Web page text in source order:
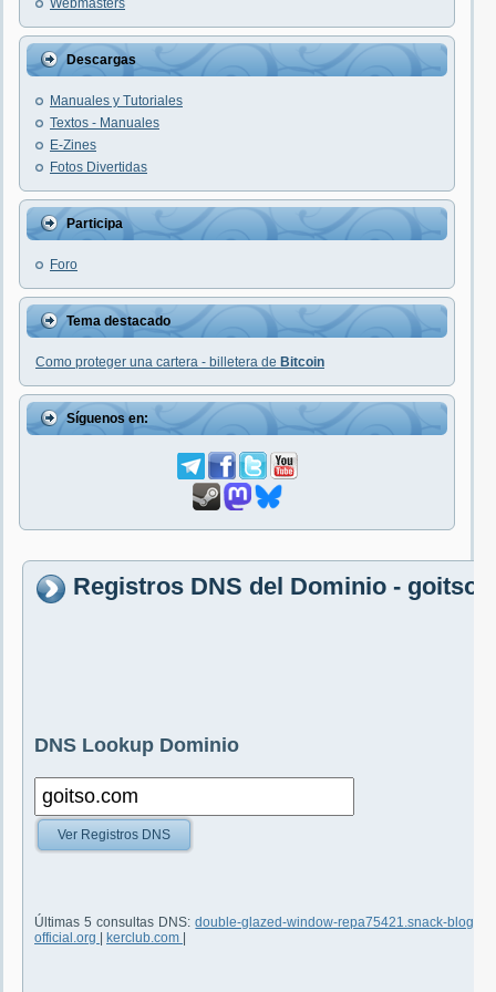
Webmasters
Descargas
Manuales y Tutoriales
Textos - Manuales
E-Zines
Fotos Divertidas
Participa
Foro
Tema destacado
Como proteger una cartera - billetera de Bitcoin
Síguenos en:
Registros DNS del Dominio -
DNS Lookup Dominio
Ver Registros DNS
Últimas 5 consultas DNS:double-glazed-window-repa75421.snack-
official.org
kerclub.com